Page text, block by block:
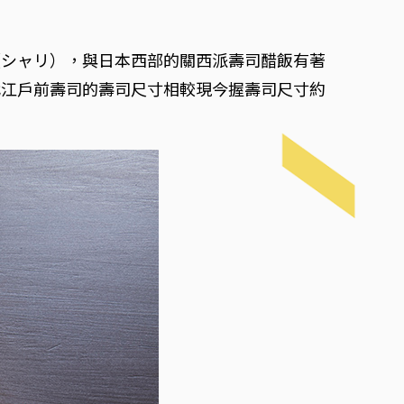
ャリ），與日本西部的關西派壽司醋飯有著
戶前壽司的壽司尺寸相較現今握壽司尺寸約